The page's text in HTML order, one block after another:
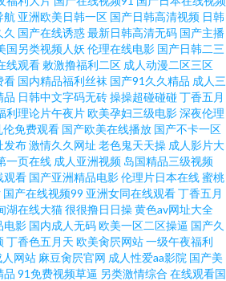
超碰在线 撸啊撸99精品 asians91avyqporn 亚洲
放 欧美日韩欧美日韩欧美 久久福利三级片 国产
视屏 91撸视频再按播放 91cn官网 激情综合五
精品传媒入口 国产黑料福利在线 av在线爱爱
站在线观看 人人看人人摸人人撸 福利小XXXX
入视频网址 人妖另类色图15P 屁屁影院一区 内
日韩欧美精 成人在线免费观看入口 97在线亚洲
航 亚洲欧美日韩一区 国产日韩高清视频 日韩
国产在线诱惑最新日韩高清无码 国产主播
国另类视频人妖 伦理在线电影 国产日韩二三
线观看 敕激撸福利二区 成人动漫二区三区
看 国内精品福利丝袜 国产91久久精品 成人三
品 日韩中文字码无砖操操超碰碰碰丁香五月
利理论片午夜片欧美孕妇三级电影深夜伦理
伦免费观看 国产欧美在线播放 国产不卡一区
发布激情久久网址 老色鬼天天操 成人影片大
一页在线 成人亚洲视频 岛国精品三级视频
观看 国产亚洲精品电影伦理片日本在线蜜桃
国产在线视频99 亚洲女同在线观看丁香五月
湖在线大猫很很撸日日操黄色av网址大全
电影 国内成人无码欧美一区二区操逼 国产久
丁香色五月天 欧美肏屄网站一级午夜福利
网站 麻豆肏屄官网 成人性爱aa影院 国产美
品 91免费视频草逼 另类激情综合 在线观看国